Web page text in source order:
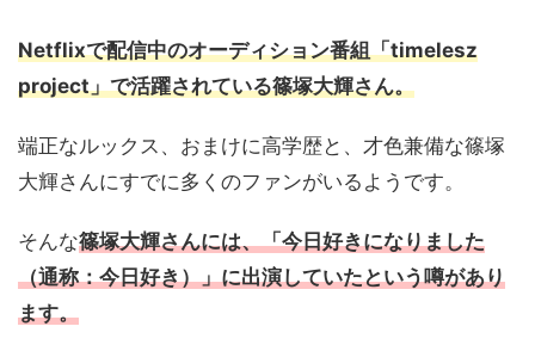
Netflixで配信中のオーディション番組「timelesz
project」で活躍されている篠塚大輝さん。
端正なルックス、おまけに高学歴と、才色兼備な篠塚
大輝さんにすでに多くのファンがいるようです。
そんな篠塚大輝さんには、「今日好きになりました
（通称：今日好き）」に出演していたという噂があり
ます。